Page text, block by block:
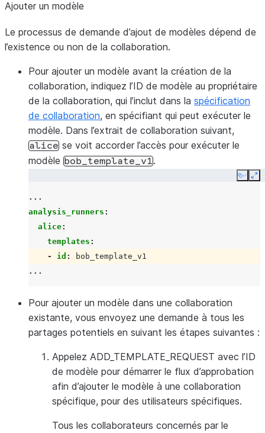
Ajouter un modèle
Le processus de demande d’ajout de modèles dépend de
l’existence ou non de la collaboration.
Pour ajouter un modèle avant la création de la
collaboration, indiquez l’ID de modèle au propriétaire
de la collaboration, qui l’inclut dans la spécification
de collaboration, en spécifiant qui peut exécuter le
modèle. Dans l’extrait de collaboration suivant,
alice se voit accorder l’accès pour exécuter le
modèle bob_template_v1.
Copy
...
analysis_runners :
alice:
templates :
-
id :
bob_template_v1
...
Pour ajouter un modèle dans une collaboration
existante, vous envoyez une demande à tous les
partages potentiels en suivant les étapes suivantes :
Appelez ADD_TEMPLATE_REQUEST avec l’ID
de modèle pour démarrer le flux d’approbation
afin d’ajouter le modèle à une collaboration
spécifique, pour des utilisateurs spécifiques.
Tous les collaborateurs concernés par le